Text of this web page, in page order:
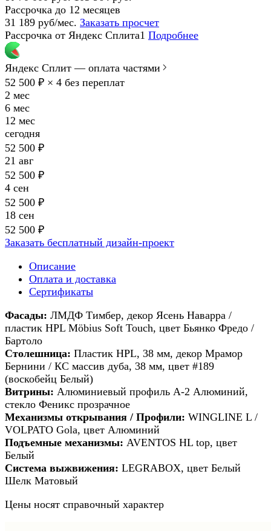
Рассрочка до 12 месяцев
31 189 руб/мес. Заказать просчет
Рассрочка от Яндекс Сплита1 Подробнее
Яндекс Сплит — оплата частями
52 500 ₽ × 4 без переплат
2 мес
6 мес
12 мес
сегодня
52 500 ₽
21 авг
52 500 ₽
4 сен
52 500 ₽
18 сен
52 500 ₽
Заказать бесплатный дизайн-проект
Описание
Оплата и доставка
Сертификаты
Фасады: ЛМДФ Тимбер, декор Ясень Наварра /
пластик HPL Möbius Soft Touch, цвет Бьянко Фредо /
Бартоло
Столешница: Пластик HPL, 38 мм, декор Мрамор
Бернини / КС массив дуба, 38 мм, цвет #189
(воскобейц Белый)
Витрины: Алюминиевый профиль А-2 Алюминий,
стекло Феникс прозрачное
Механизмы открывания / Профили: WINGLINE L /
VOLPATO Gola, цвет Алюминий
Подъемные механизмы: AVENTOS HL top, цвет
Белый
Система выжвижения: LEGRABOX, цвет Белый
Шелк Матовый
Цены носят справочный характер